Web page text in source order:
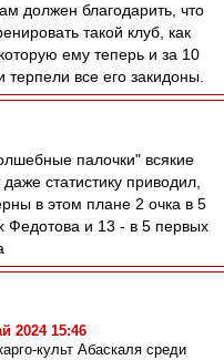
должен благодарить, что
такой клуб, как
ему теперь и за 10
терпели все его закидоны.
палочки" всякие
статистику приводил,
в этом плане 2 очка в 5
Федотова и 13 - в 5 первых
2024 15:46
культ Абаскаля среди